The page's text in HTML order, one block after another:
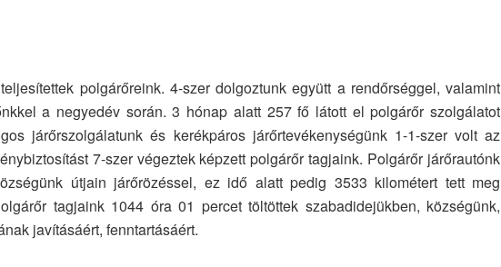
polgárőreink. 4-szer dolgoztunk együtt a rendőrséggel, valamint
a negyedév során. 3 hónap alatt 257 fő látott el polgárőr szolgálatot
járőrszolgálatunk és kerékpáros járőrtevékenységünk 1-1-szer volt az
7-szer végeztek képzett polgárőr tagjaink. Polgárőr járőrautónk
útjain járőrözéssel, ez idő alatt pedig 3533 kilométert tett meg
tagjaink 1044 óra 01 percet töltöttek szabadidejükben, községünk,
javításáért, fenntartásáért.